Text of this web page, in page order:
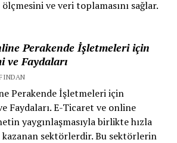
ve veri toplamasını sağlar.
Perakende İşletmeleri için
ve Faydaları
Perakende İşletmeleri için
Faydaları. E-Ticaret ve online
yaygınlaşmasıyla birlikte hızla
kazanan sektörlerdir. Bu sektörlerin